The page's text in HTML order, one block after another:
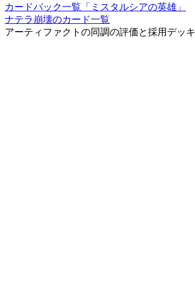
カードパック一覧「ミスタルシアの英雄」
ナテラ崩壊のカード一覧
アーティファクトの同調の評価と採用デッキ